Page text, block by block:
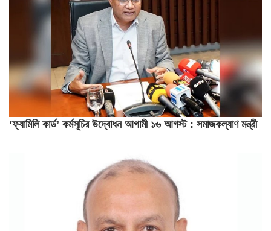
‘ফ্যামিলি কার্ড’ কর্মসূচির উদ্বোধন আগামী ১৬ আগস্ট : সমাজকল্যাণ মন্ত্রী